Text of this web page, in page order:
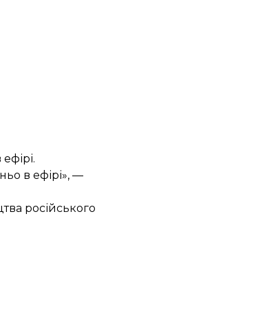
в ефірі», —
російського